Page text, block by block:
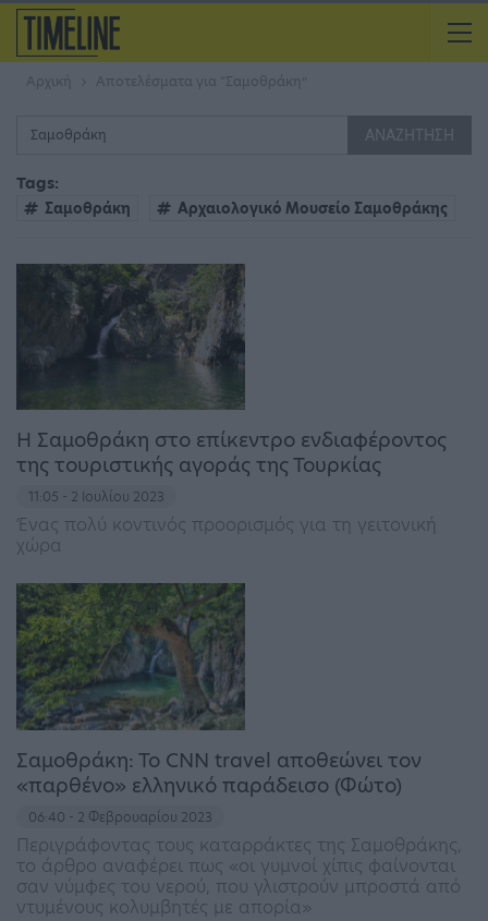
Αρχική Αποτελέσματα για “Σαμοθράκη”
Tags:
Σαμοθράκη Αρχαιολογικό Μουσείο Σαμοθράκης
Η Σαμοθράκη στο επίκεντρο ενδιαφέροντος
της τουριστικής αγοράς της Τουρκίας
11:05 - 2 Ιουλίου 2023
Ένας πολύ κοντινός προορισμός για τη γειτονική
χώρα
Σαμοθράκη: Το CNN travel αποθεώνει τον
«παρθένο» ελληνικό παράδεισο (Φώτο)
06:40 - 2 Φεβρουαρίου 2023
Περιγράφοντας τους καταρράκτες της Σαμοθράκης,
το άρθρο αναφέρει πως «οι γυμνοί χίπις φαίνονται
σαν νύμφες του νερού, που γλιστρούν μπροστά από
ντυμένους κολυμβητές με απορία»